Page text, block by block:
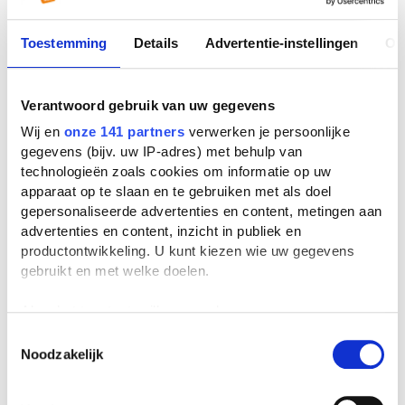
Toestemming Details Advertentie-instellingen
Verantwoord gebruik van uw gegevens
Wij en onze 141 partners verwerken je persoonlijke
gegevens (bijv. uw IP-adres) met behulp van
technologieën zoals cookies om informatie op uw
apparaat op te slaan en te gebruiken met als doel
gepersonaliseerde advertenties en content, metingen aan
advertenties en content, inzicht in publiek en
productontwikkeling. U kunt kiezen wie uw gegevens
gebruikt en met welke doelen.
Als u het toestaat, willen we ook graag:
locatie, die tot een paar meter nauwkeurig kan zijn
scannen op specifieke eigenschappen (fingerprinting)
Noodzakelijk
Lees verder
Stelling: leraren verdienen te
weinig
Studiekeuze in AI-tijdperk:
'Uiteindelijk gaat het om
persoonlijke interesses'